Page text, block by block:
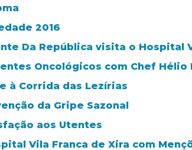
2016
Da República visita o Hospital
Oncológicos com Chef Hélio
à Corrida das Lezírias
da Gripe Sazonal
aos Utentes
Vila Franca de Xira com